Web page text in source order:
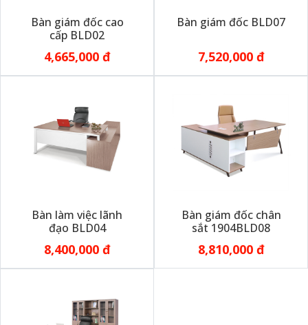
Bàn giám đốc cao
cấp BLD02
4,665,000 đ
Bàn giám đốc BLD07
7,520,000 đ
Bàn làm việc lãnh
đạo BLD04
8,400,000 đ
Bàn giám đốc chân
sắt 1904BLD08
8,810,000 đ